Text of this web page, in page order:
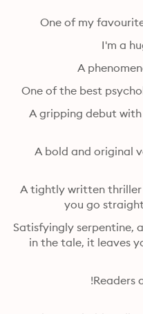
‘A gripping debut with a brilliant twist, I loved it’ B A
‘A bold and original voice – I loved this book’ Clare
‘A tightly written thriller with an ending that demands
you go
‘Satisfyingly serpentine, and with a terrific double twist
in the tale, it leaves